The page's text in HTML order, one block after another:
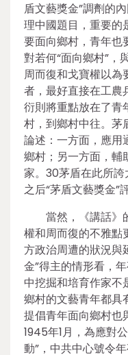
盾文藝獎金”調劑的
理中國題目，重要的
要面向鄉村，青年也
對若何“面向鄉村”，
周而復和戈寶權以為
者，最好直接在工農
衍則將重點放在了青
村，到鄉村中往。茅
論述：一方面，應用
鄉村；另一方面，輔
家。30茅盾在此所
之后“茅盾文藝獎金”
當然，《講話》
權和周而復的不雅點
方政治周遭的狀況與
金”得主的情形看，
中挖掘和培育作家不
鄉村的文藝青年都具
提倡青年面向鄉村也
1945年1月，為應對
動”，中共中心號令